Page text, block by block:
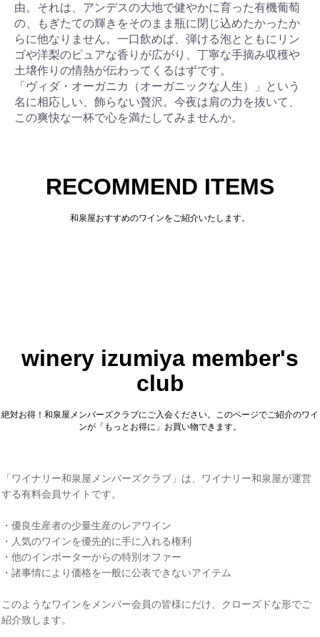
由。それは、アンデスの大地で健やかに育った有機葡萄
の、もぎたての輝きをそのまま瓶に閉じ込めたかったか
らに他なりません。一口飲めば、弾ける泡とともにリン
ゴや洋梨のピュアな香りが広がり、丁寧な手摘み収穫や
土壌作りの情熱が伝わってくるはずです。
「ヴィダ・オーガニカ（オーガニックな人生）」という
名に相応しい、飾らない贅沢。今夜は肩の力を抜いて、
この爽快な一杯で心を満たしてみませんか。
RECOMMEND ITEMS
和泉屋おすすめのワインをご紹介いたします。
winery izumiya member's
club
絶対お得！和泉屋メンバーズクラブにご入会ください。このページでご紹介のワイ
ンが「もっとお得に」お買い物できます。
「ワイナリー和泉屋メンバーズクラブ」は、ワイナリー和泉屋が運営
する有料会員サイトです。
・優良生産者の少量生産のレアワイン
・人気のワインを優先的に手に入れる権利
・他のインポーターからの特別オファー
・諸事情により価格を一般に公表できないアイテム
このようなワインをメンバー会員の皆様にだけ、クローズドな形でご
紹介致します。